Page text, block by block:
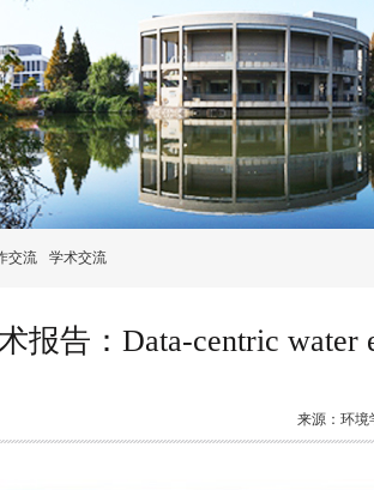
交流 学术交流
报告：Data-centric water
来源：环境